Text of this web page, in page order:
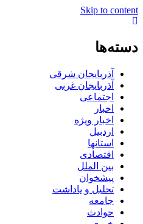
Skip to content
دسته‌ها
آذربایجان شرقی
آذربایجان غربی
اجتماعی
اخبار
اخبار ویژه
اردبیل
استانها
اقتصادی
بین الملل
پیشخوان
تحلیل و یاداشت
جامعه
حوادث